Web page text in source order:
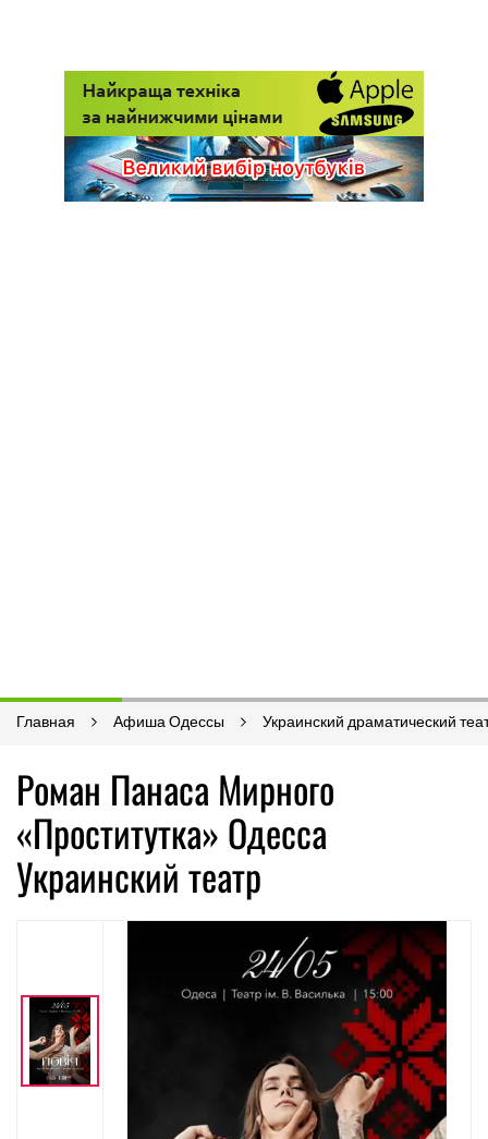
Главная Афиша Одессы Украинский драматический
Роман Панаса Мирного
«Проститутка» Одесса
Украинский театр